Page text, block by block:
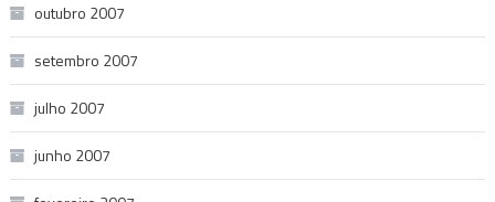
outubro 2007
setembro 2007
julho 2007
junho 2007